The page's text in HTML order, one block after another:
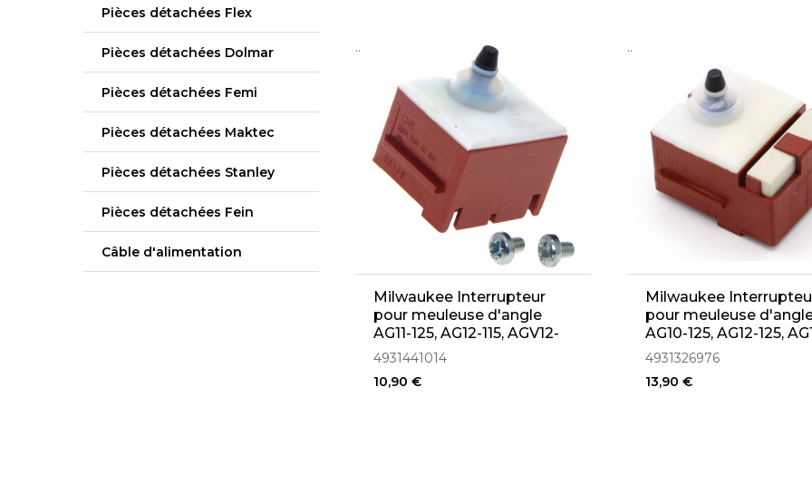
Pièces détachées Flex
Pièces détachées Dolmar
Pièces détachées Femi
Pièces détachées Maktec
Pièces détachées Stanley
Pièces détachées Fein
Câble d'alimentation
..
Milwaukee Interrupteur
pour meuleuse d'angle
AG11-125, AG12-115, AGV12-
125, AGV15-125, AGV13-125
4931441014
10,90 €
..
Milwaukee
pour meuleuse
AG10-125, AG12-125,
125, WCE30
4931326976
13,90 €